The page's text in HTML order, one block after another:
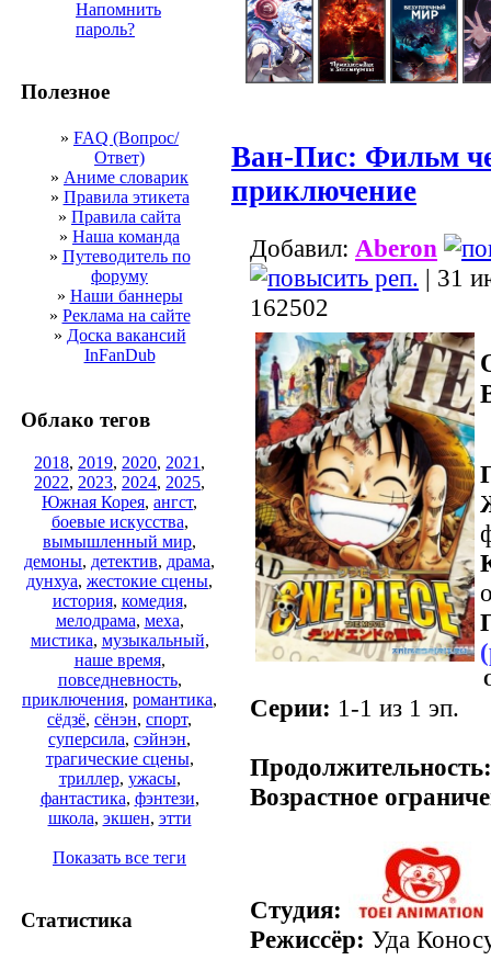
Напомнить
пароль?
Полезное
» FAQ (Вопрос/
Ответ)
» Аниме словарик
» Правила этикета
» Правила сайта
» Наша команда
» Путеводитель по
форуму
» Наши баннеры
» Реклама на сайте
» Доска вакансий
InFanDub
Облако тегов
2018, 2019, 2020, 2021 ,
2022, 2023, 2024, 2025,
Южная Корея, ангст,
боевые искусства,
вымышленный мир,
демоны, детектив, драма,
дунхуа, жестокие сцены,
история, комедия,
мелодрама, меха,
мистика, музыкальный,
наше время,
повседневность,
приключения, романтика,
сёдзё, сёнэн, спорт,
суперсила, сэйнэн,
трагические сцены,
триллер, ужасы,
фантастика, фэнтези,
школа, экшен, этти
Показать все теги
Статистика
Ван-Пис: Фильм
приключение
Добавил: Aberon
| 31
162502
Серии: 1-1 из 1 эп.
Продолжительность:
Возрастное
Студия:
Режиссёр: Уда